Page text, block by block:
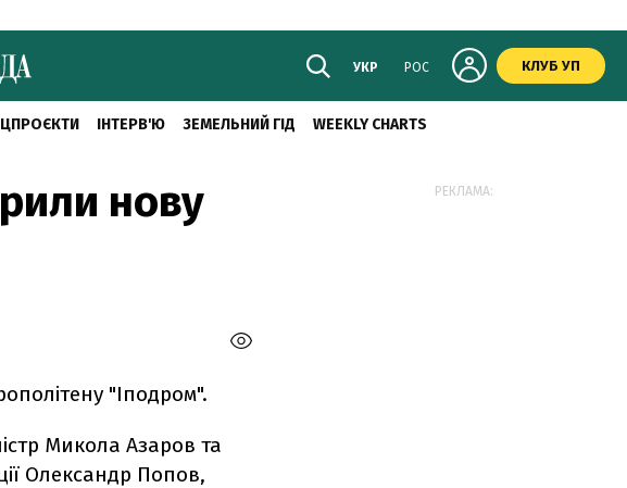
УКР РОС КЛУБ УП
ІНТЕРВ'Ю ЗЕМЕЛЬНИЙ ГІД WEEKLY CHARTS
нову
"Іподром".
Микола Азаров та
Олександр Попов,
РЕКЛАМА: